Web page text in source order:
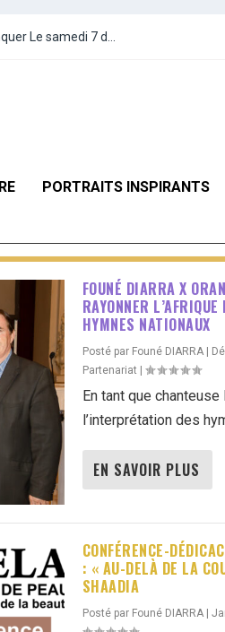
Le samedi 7 d...
PORTRAITS INSPIRANTS
FOUNÉ DIARRA X
RAYONNER
HYMNES NATIONAUX
Posté par Founé DIARRA|
Partenariat
En tant que
l’interprétation des
EN SAVOIR PLUS
CONFÉRENCE-
: « AU-DELÀ DE LA
SHAADIA
Posté par Founé DIARRA|